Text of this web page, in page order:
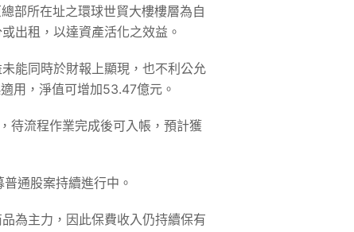
部所在址之環球世貿大樓樓層為自
出租，以達資產活化之效益。
能同時於財報上顯現，也不利公允
用，淨值可增加53.47億元。
待流程作業完成後可入帳，預計獲
通股案持續進行中。
為主力，因此保費收入仍持續保有